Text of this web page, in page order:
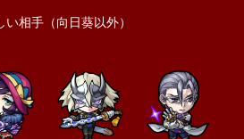
い相手（向日葵以外）